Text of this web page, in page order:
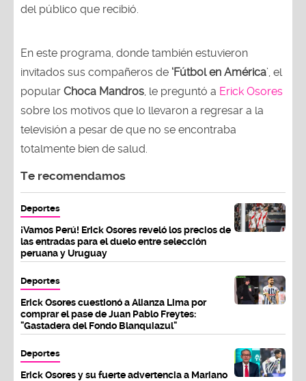
del público que recibió.
En este programa, donde también estuvieron
invitados sus compañeros de ‘Fútbol en América’, el
popular Choca Mandros, le preguntó a Erick Osores
sobre los motivos que lo llevaron a regresar a la
televisión a pesar de que no se encontraba
totalmente bien de salud.
Te recomendamos
Deportes
¡Vamos Perú! Erick Osores reveló los precios de
las entradas para el duelo entre selección
peruana y Uruguay
Deportes
Erick Osores cuestionó a Alianza Lima por
comprar el pase de Juan Pablo Freytes:
"Gastadera del Fondo Blanquiazul"
Deportes
Erick Osores y su fuerte advertencia a Mariano